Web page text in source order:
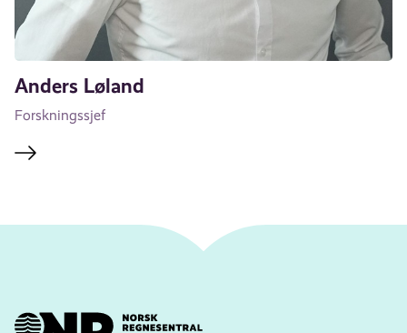
Anders Løland
Forskningssjef